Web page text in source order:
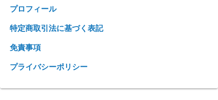
プロフィール
特定商取引法に基づく表記
免責事項
プライバシーポリシー